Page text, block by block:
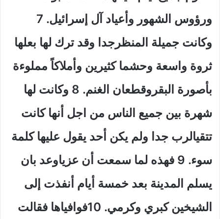
ورؤوس الشهور وأعياد آل إسرائيل. 7
وكانت جميلة المنظرجدا وقد ترك لها بعلها
ثروة واسعة وحشما كثيرين وأملاكاً مملوءة
بأصورة البقروقطعان الغنم. 8 وكانت لها
شهرة بين جميع الناس من اجل أنها كانت
تتقيالرب جدا ولم يكن أحد يقول عليها كلمة
سوء. 9 فهذه لما سمعت أن عزياوعد بان
يسلم المدينة بعد خمسة أيام أنفذت إلى
الشيخين كبري وكرمي. 10فوافياها فقالت